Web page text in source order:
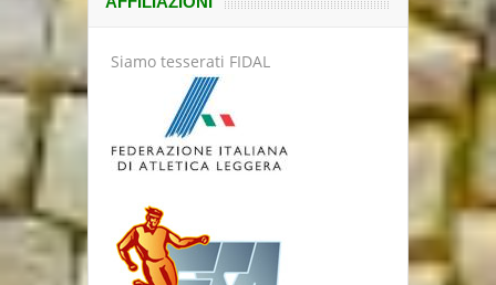
Siamo tesserati FIDAL